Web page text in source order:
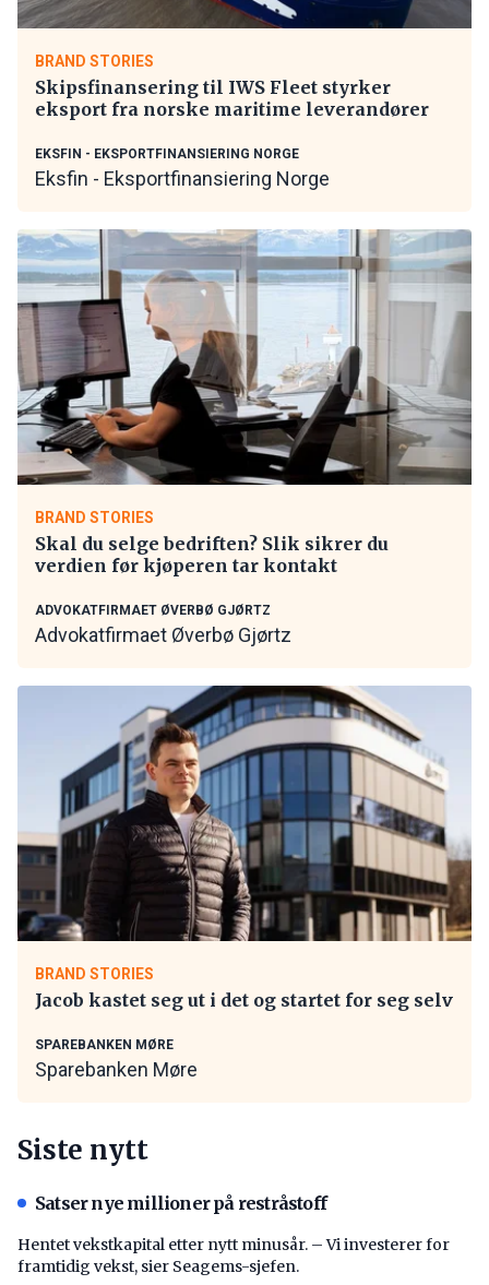
BRAND STORIES
Skipsfinansering til IWS Fleet styrker
eksport fra norske maritime leverandører
EKSFIN - EKSPORTFINANSIERING NORGE
Eksfin - Eksportfinansiering Norge
BRAND STORIES
Skal du selge bedriften? Slik sikrer du
verdien før kjøperen tar kontakt
ADVOKATFIRMAET ØVERBØ GJØRTZ
Advokatfirmaet Øverbø Gjørtz
BRAND STORIES
Jacob kastet seg ut i det og startet for seg selv
SPAREBANKEN MØRE
Sparebanken Møre
Siste nytt
Satser nye millioner på restråstoff
Hentet vekstkapital etter nytt minusår. – Vi investerer for
framtidig vekst, sier Seagems-sjefen.